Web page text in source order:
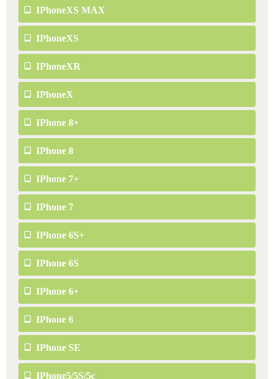
IPhoneXS MAX
IPhoneXS
IPhoneXR
IPhoneX
IPhone 8+
IPhone 8
IPhone 7+
IPhone 7
IPhone 6S+
IPhone 6S
IPhone 6+
IPhone 6
IPhone SE
IPhone5/5S/5c